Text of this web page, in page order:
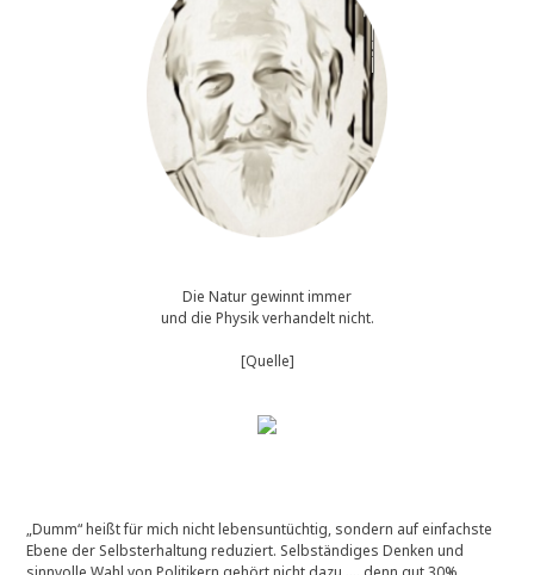
e
t
w
a
s
n
d
r
a
g
Die Natur gewinnt immer
und die Physik verhandelt nicht.
[Quelle]
„Dumm“ heißt für mich nicht lebensuntüchtig, sondern auf einfachste
Ebene der Selbsterhaltung reduziert. Selbständiges Denken und